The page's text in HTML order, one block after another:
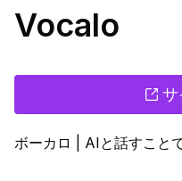
Vocalo
サ
ボーカロ | AIと話すこと